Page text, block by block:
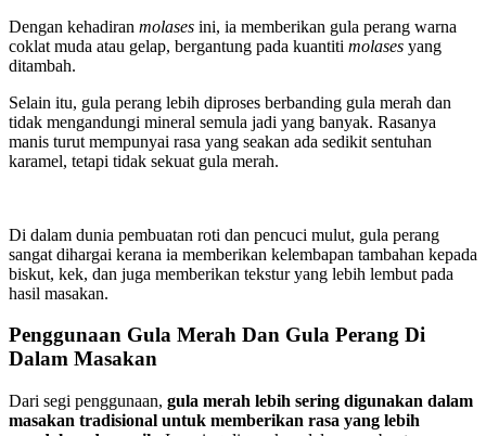
Dengan kehadiran molases ini, ia memberikan gula perang warna
coklat muda atau gelap, bergantung pada kuantiti molases yang
ditambah.
Selain itu, gula perang lebih diproses berbanding gula merah dan
tidak mengandungi mineral semula jadi yang banyak. Rasanya
manis turut mempunyai rasa yang seakan ada sedikit sentuhan
karamel, tetapi tidak sekuat gula merah.
Di dalam dunia pembuatan roti dan pencuci mulut, gula perang
sangat dihargai kerana ia memberikan kelembapan tambahan kepada
biskut, kek, dan juga memberikan tekstur yang lebih lembut pada
hasil masakan.
Penggunaan Gula Merah Dan Gula Perang Di
Dalam Masakan
Dari segi penggunaan, gula merah lebih sering digunakan dalam
masakan tradisional untuk memberikan rasa yang lebih